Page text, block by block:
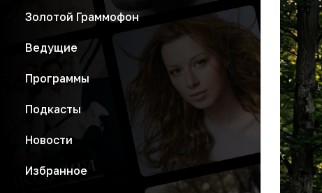
Золотой Граммофон
Ведущие
Программы
Подкасты
Новости
Избранное